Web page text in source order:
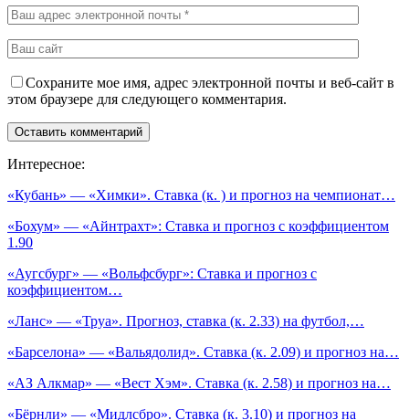
Сохраните мое имя, адрес электронной почты и веб-сайт в
этом браузере для следующего комментария.
Интересное:
«Кубань» — «Химки». Ставка (к. ) и прогноз на чемпионат…
«Бохум» — «Айнтрахт»: Ставка и прогноз с коэффициентом
1.90
«Аугсбург» — «Вольфсбург»: Ставка и прогноз с
коэффициентом…
«Ланс» — «Труа». Прогноз, ставка (к. 2.33) на футбол,…
«Барселона» — «Вальядолид». Ставка (к. 2.09) и прогноз на…
«АЗ Алкмар» — «Вест Хэм». Ставка (к. 2.58) и прогноз на…
«Бёрнли» — «Мидлсбро». Ставка (к. 3.10) и прогноз на